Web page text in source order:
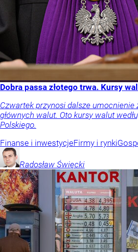
Dobra passa złotego trwa. Kursy
Czwartek przynosi dalsze umocnienie
głównych walut. Oto kursy walut
Polskiego.
Finanse i inwestycjeFirmy i rynki
Radosław Święcki